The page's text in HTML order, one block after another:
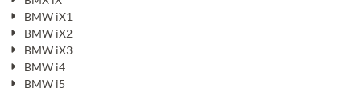
BMW iX1
BMW iX2
BMW iX3
BMW i4
BMW i5